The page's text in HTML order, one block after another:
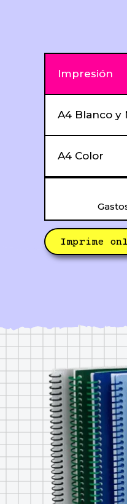
Impresión
A4 Blanco y
A4 Color
Imprime